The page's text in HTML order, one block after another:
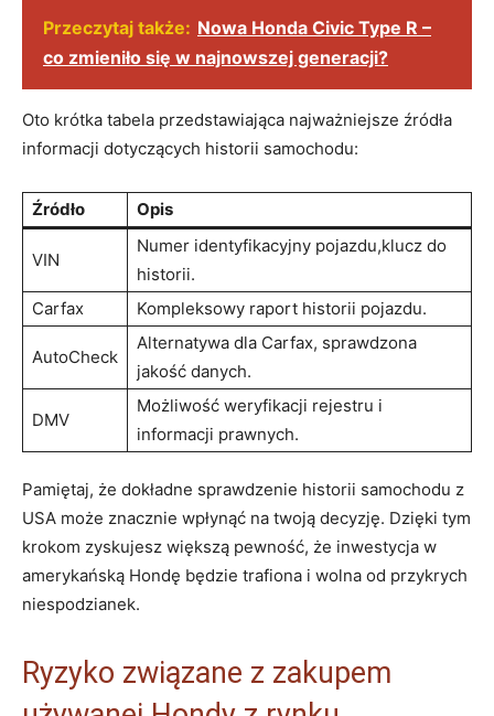
Przeczytaj także: Nowa Honda Civic Type R –
co zmieniło się w najnowszej generacji?
Oto krótka tabela przedstawiająca najważniejsze źródła
informacji dotyczących historii samochodu:
Źródło Opis
VIN
Numer identyfikacyjny pojazdu,klucz do
historii.
Carfax
Kompleksowy raport historii pojazdu.
AutoCheck
Alternatywa dla Carfax, sprawdzona
jakość danych.
DMV
Możliwość weryfikacji rejestru i
informacji prawnych.
Pamiętaj, że dokładne sprawdzenie historii samochodu z
USA może znacznie wpłynąć na twoją decyzję. Dzięki tym
krokom zyskujesz większą pewność, że inwestycja w
amerykańską Hondę będzie trafiona i wolna od przykrych
niespodzianek.
Ryzyko związane z zakupem